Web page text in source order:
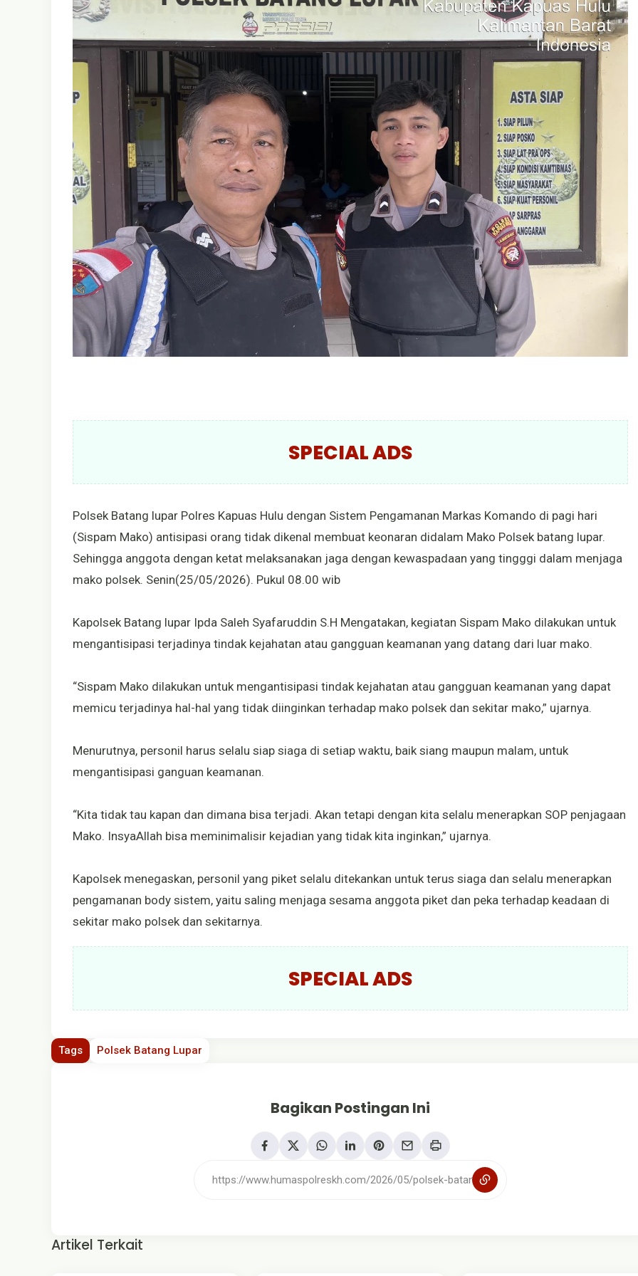
SPECIAL ADS
Polsek Batang lupar Polres Kapuas Hulu dengan Sistem Pengamanan Markas Komando di pagi hari
(Sispam Mako) antisipasi orang tidak dikenal membuat keonaran didalam Mako Polsek batang lupar.
Sehingga anggota dengan ketat melaksanakan jaga dengan kewaspadaan yang tingggi dalam menjaga
mako polsek. Senin(25/05/2026). Pukul 08.00 wib
Kapolsek Batang lupar Ipda Saleh Syafaruddin S.H Mengatakan, kegiatan Sispam Mako dilakukan untuk
mengantisipasi terjadinya tindak kejahatan atau gangguan keamanan yang datang dari luar mako.
“Sispam Mako dilakukan untuk mengantisipasi tindak kejahatan atau gangguan keamanan yang dapat
memicu terjadinya hal-hal yang tidak diinginkan terhadap mako polsek dan sekitar mako,” ujarnya.
Menurutnya, personil harus selalu siap siaga di setiap waktu, baik siang maupun malam, untuk
mengantisipasi ganguan keamanan.
“Kita tidak tau kapan dan dimana bisa terjadi. Akan tetapi dengan kita selalu menerapkan SOP penjagaan
Mako. InsyaAllah bisa meminimalisir kejadian yang tidak kita inginkan,” ujarnya.
Kapolsek menegaskan, personil yang piket selalu ditekankan untuk terus siaga dan selalu menerapkan
pengamanan body sistem, yaitu saling menjaga sesama anggota piket dan peka terhadap keadaan di
sekitar mako polsek dan sekitarnya.
SPECIAL ADS
Tags Polsek Batang Lupar
Bagikan Postingan Ini
Artikel Terkait